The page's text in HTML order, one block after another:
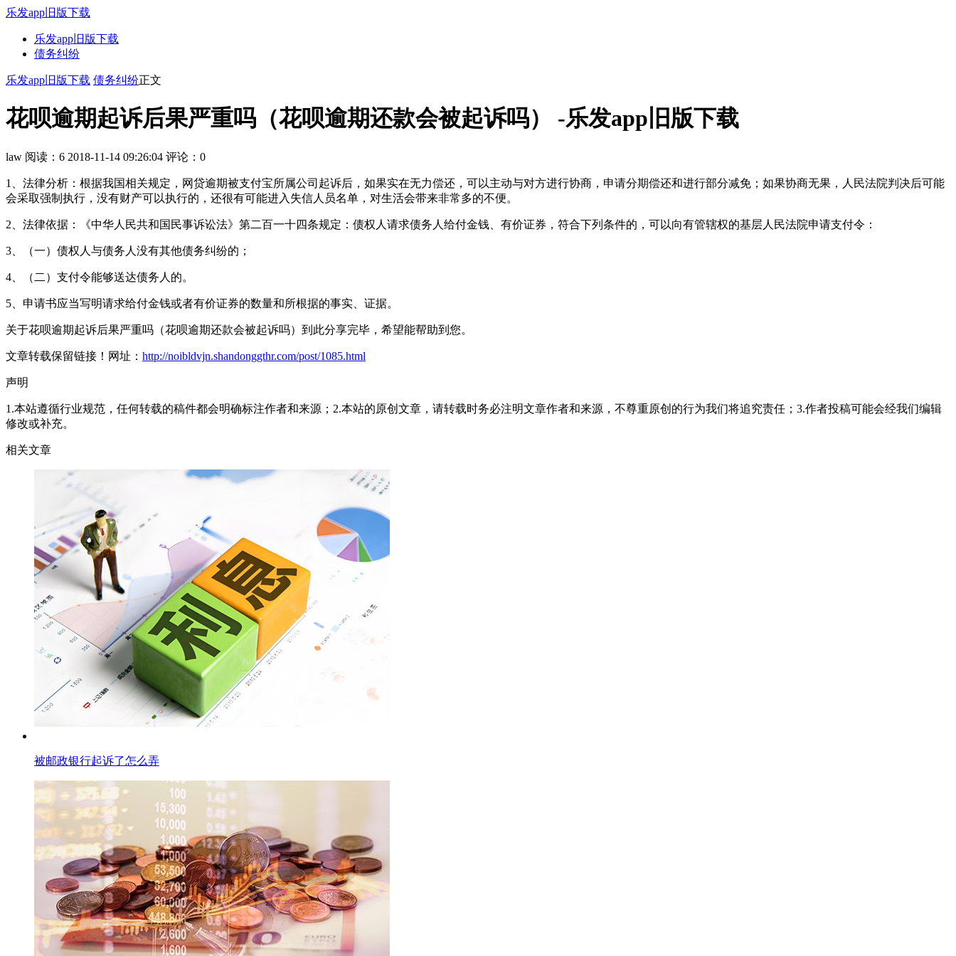
乐发app旧版下载
乐发app旧版下载
债务纠纷
乐发app旧版下载 债务纠纷正文
花呗逾期起诉后果严重吗（花呗逾期还款会被起诉吗） -乐发app旧版下载
law 阅读：6 2018-11-14 09:26:04 评论：0
1、法律分析：根据我国相关规定，网贷逾期被支付宝所属公司起诉后，如果实在无力偿还，可以主动与对方进行协商，申请分期偿还和进行部分减免；如果协商无果，人民法院判决后可能
会采取强制执行，没有财产可以执行的，还很有可能进入失信人员名单，对生活会带来非常多的不便。
2、法律依据：《中华人民共和国民事诉讼法》第二百一十四条规定：债权人请求债务人给付金钱、有价证券，符合下列条件的，可以向有管辖权的基层人民法院申请支付令：
3、（一）债权人与债务人没有其他债务纠纷的；
4、（二）支付令能够送达债务人的。
5、申请书应当写明请求给付金钱或者有价证券的数量和所根据的事实、证据。
关于花呗逾期起诉后果严重吗（花呗逾期还款会被起诉吗）到此分享完毕，希望能帮助到您。
文章转载保留链接！网址： http://noibldvjn.shandonggthr.com/post/1085.html
声明
1.本站遵循行业规范，任何转载的稿件都会明确标注作者和来源；2.本站的原创文章，请转载时务必注明文章作者和来源，不尊重原创的行为我们将追究责任；3.作者投稿可能会经我们编辑
修改或补充。
相关文章
被邮政银行起诉了怎么弄